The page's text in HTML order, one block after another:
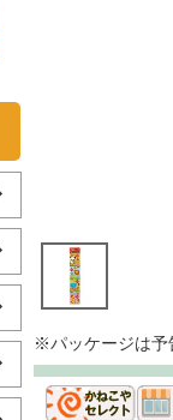
※パッケージは予